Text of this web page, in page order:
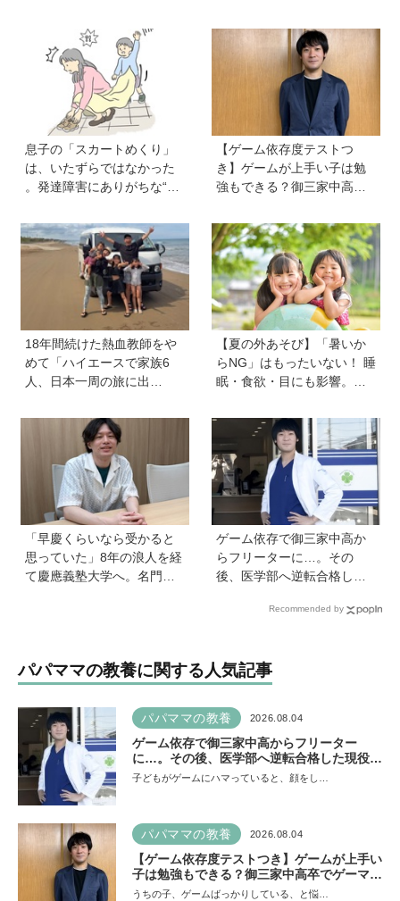
訊く子どもの人生の輝かせ
発達心理学者・渡辺弥生先
生に聞く今の子どもの感情
表現の育て方
息子の「スカートめくり」
は、いたずらではなかった
。発達障害にありがちな“誤
イザーが解説】
【ゲーム依存度テストつ
き】ゲームが上手い子は勉
強もできる？御三家中高卒
史さんが教えるゲームしな
がら受験で勝つためのメソ
ッド
18年間続けた熱血教師をや
めて「ハイエースで家族6
人、日本一周の旅に出
きっかけに、新たな一歩を
踏み出した教師夫妻の決断
【夏の外あそび】「暑いか
らNG」はもったいない！ 睡
眠・食欲・目にも影響。専
トと、猛暑日の室内あそび
の工夫
「早慶くらいなら受かると
思っていた」8年の浪人を経
て慶應義塾大学へ。名門・
【慶應生よしださん｜前
編】
ゲーム依存で御三家中高か
らフリーターに…。その
後、医学部へ逆転合格した
経験が受験勉強に役立っ
Recommended by
パパママの教養に関する人気記事
パパママの教養 2026.08.04
ゲーム依存で御三家中高からフリーター
に…。その後、医学部へ逆転合格した現役医
師が断言「ゲームの経験が受験勉強に役立っ
子どもがゲームにハマっていると、顔をし…
パパママの教養 2026.08.04
【ゲーム依存度テストつき】ゲームが上手い
子は勉強もできる？御三家中高卒でゲーマー
の医師・阿部智史さんが教えるゲームしなが
うちの子、ゲームばっかりしている、と悩…